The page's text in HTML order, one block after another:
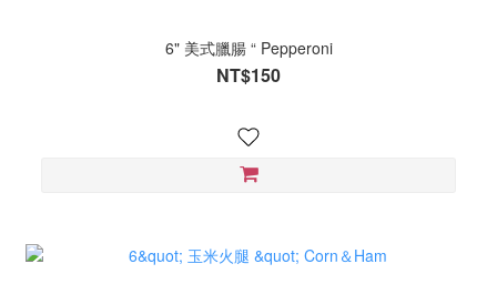
6" 美式臘腸 “ Pepperoni
NT$150